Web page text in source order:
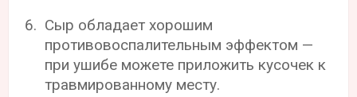
Сыр обладает хорошим
противовоспалительным эффектом —
при ушибе можете приложить кусочек к
травмированному месту.